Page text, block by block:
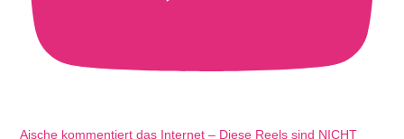
Aische kommentiert das Internet – Diese Reels sind NICHT